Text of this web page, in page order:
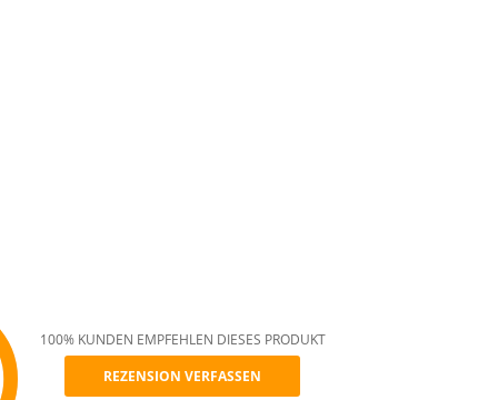
100% KUNDEN EMPFEHLEN DIESES PRODUKT
REZENSION VERFASSEN